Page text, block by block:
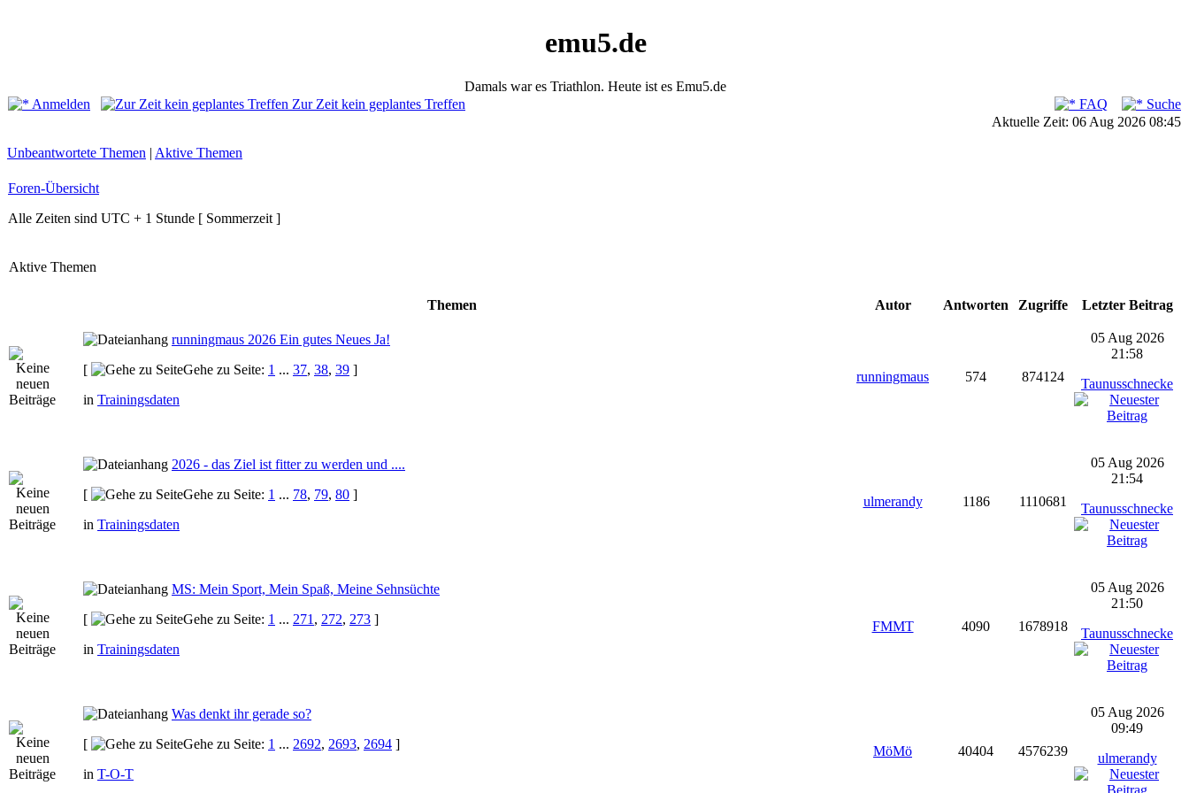
emu5.de
Damals war es Triathlon. Heute ist es Emu5.de
Anmelden
Zur Zeit kein geplantes Treffen FAQ
Suche
Aktuelle Zeit: 06 Aug 2026 08:45
Unbeantwortete Themen | Aktive Themen
Foren-Übersicht
Alle Zeiten sind UTC + 1 Stunde [ Sommerzeit ]
Aktive Themen
Themen Autor Antworten Zugriffe Letzter Beitrag
runningmaus 2026 Ein gutes Neues Ja!
[
Gehe zu Seite: 1 ... 37, 38, 39 ]
in Trainingsdaten
runningmaus 574 874124
05 Aug 2026
21:58
Taunusschnecke
2026 - das Ziel ist fitter zu werden und ....
[
Gehe zu Seite: 1 ... 78, 79, 80 ]
in Trainingsdaten
ulmerandy 1186 1110681
05 Aug 2026
21:54
Taunusschnecke
MS: Mein Sport, Mein Spaß, Meine Sehnsüchte
[
Gehe zu Seite: 1 ... 271 , 272, 273 ]
in Trainingsdaten
FMMT 4090 1678918
05 Aug 2026
21:50
Taunusschnecke
Was denkt ihr gerade so?
[
Gehe zu Seite: 1 ... 2692, 2693, 2694 ]
in T-O-T
MöMö 40404 4576239
05 Aug 2026
09:49
ulmerandy